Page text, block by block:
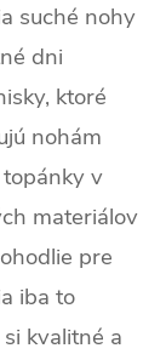
suché nohy
dni
ktoré
nohám
v
materiálov
pre
iba to
kvalitné a